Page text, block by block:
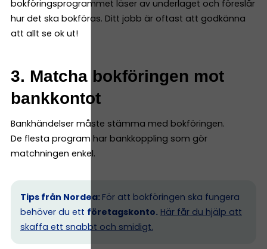
bokföringsprogrammet läser av underlaget och föreslår
hur det ska bokföras. Ditt jobb är oftast att godkänna
att allt se ok ut!
3. Matcha bokföringen mot
bankkontot
Bankhändelser måste stämma med bokföringen.
De flesta program har bankkoppling som gör
matchningen enkel.
Tips från Nordea: För att bokföringen ska fungera
behöver du ett företagskonto. Här får du hjälp att
skaffa ett snabbt och smidigt.